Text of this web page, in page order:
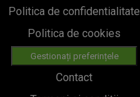
Politica de confidentialitate
Politica de cookies
Gestionați preferințele
Contact